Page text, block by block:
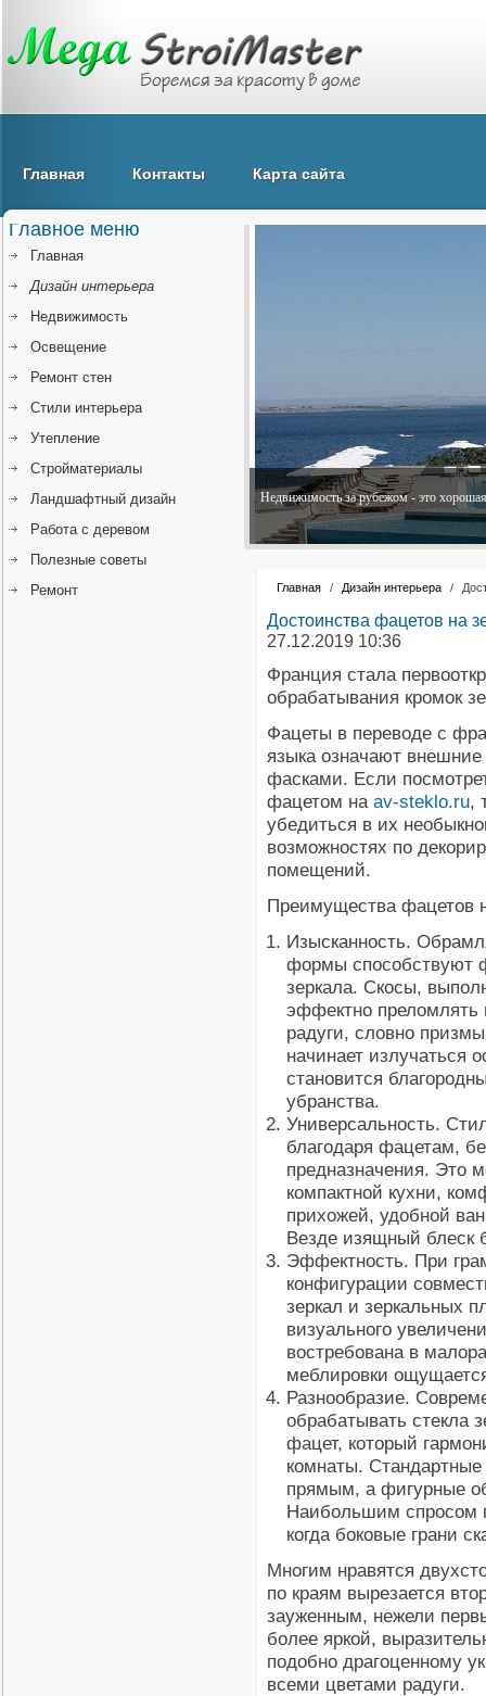
Главная Контакты Карта сайта
Недвижимость за рубежом - это
Главная / Дизайн интерьера /
Достоинства фацетов на
27.12.2019 10:36
Франция стала
обрабатывания кромок
Фацеты в переводе с
языка означают внешние
фасками. Если
фацетом на av-steklo.ru,
убедиться в их
возможностях по
помещений.
Преимущества фацетов
Изысканность.
формы способствуют
зеркала. Скосы,
эффектно преломлять
радуги, словно
начинает излучаться
становится
убранства.
Универсальность.
благодаря фацетам,
предназначения. Это
компактной кухни,
прихожей, удобной
Везде изящный блеск
Эффектность. При
конфигурации
зеркал и зеркальных
визуального
востребована в
меблировки
Разнообразие.
обрабатывать стекла
фацет, который
комнаты.
прямым, а фигурные
Наибольшим спросом
когда боковые грани
Многим нравятся
по краям вырезается
зауженным, нежели
более яркой,
подобно драгоценному
всеми цветами радуги.
Главное меню
Главная
Дизайн интерьера
Недвижимость
Освещение
Ремонт стен
Стили интерьера
Утепление
Стройматериалы
Ландшафтный дизайн
Работа с деревом
Полезные советы
Ремонт